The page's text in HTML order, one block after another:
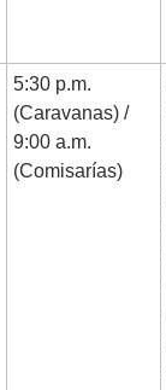
5:30 p.m.
(Caravanas) /
9:00 a.m.
(Comisarías)